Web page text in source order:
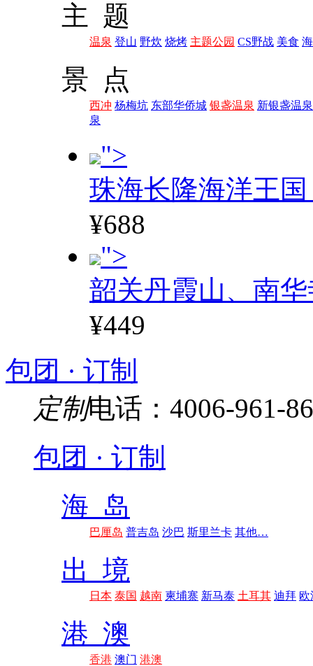
主 题
温泉 登山 野炊 烧烤 主题公园 CS野战 美食
景 点
西冲 杨梅坑 东部华侨城 银盏温泉 新银盏温泉
泉
">
珠海长隆海洋王
¥688
">
韶关丹霞山、南
¥449
包团 · 订制
定制电话：4006-961-
包团 · 订制
海 岛
巴厘岛 普吉岛 沙巴 斯里兰卡 其他…
出 境
日本 泰国 越南 柬埔寨 新马泰 土耳其 迪拜 欧
港 澳
香港 澳门 港澳